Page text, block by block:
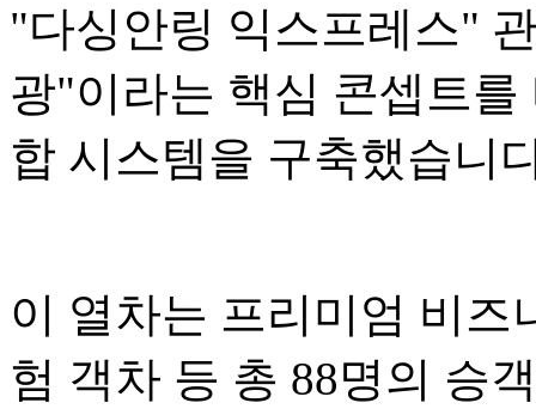
"다싱안링 익스프레스"
광"이라는 핵심 콘셉트
합 시스템을 구축했습니
이 열차는 프리미엄 비즈
험 객차 등 총 88명의 승